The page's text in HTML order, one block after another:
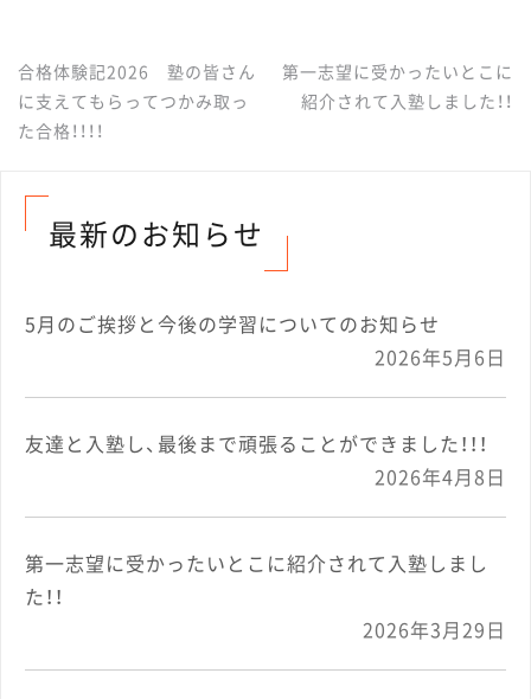
投
稿
ナ
ー
ョ
合格体験記2026 塾の皆さん
に支えてもらってつかみ取っ
た合格！！！！
第一志望に受かったいとこに
紹介されて入塾しました！！
最新のお知らせ
5月のご挨拶と今後の学習についてのお知らせ
2026年5月6日
友達と入塾し、最後まで頑張ることができました！！！
2026年4月8日
第一志望に受かったいとこに紹介されて入塾しまし
た！！
2026年3月29日